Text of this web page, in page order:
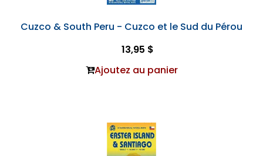
Cuzco & South Peru - Cuzco et le Sud du Pérou
13,95 $
Ajoutez au panier